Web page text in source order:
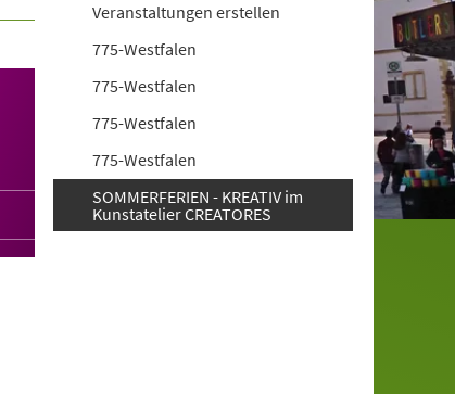
Veranstaltungen erstellen
775-Westfalen
775-Westfalen
775-Westfalen
775-Westfalen
SOMMERFERIEN - KREATIV im
Kunstatelier CREATORES